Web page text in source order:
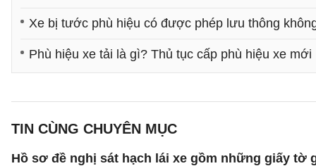
Xe bị tước phù hiệu có được phép lưu thông
Phù hiệu xe tải là gì? Thủ tục cấp phù hiệu xe mới
TIN CÙNG CHUYÊN MỤC
Hồ sơ đề nghị sát hạch lái xe gồm những giấy tờ